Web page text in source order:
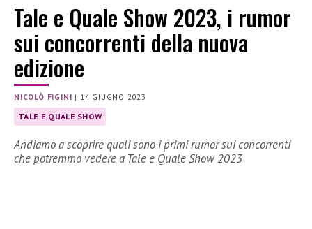
Tale e Quale Show 2023, i rumor
sui concorrenti della nuova
edizione
NICOLÒ FIGINI | 14 GIUGNO 2023
TALE E QUALE SHOW
Andiamo a scoprire quali sono i primi rumor sui concorrenti
che potremmo vedere a Tale e Quale Show 2023